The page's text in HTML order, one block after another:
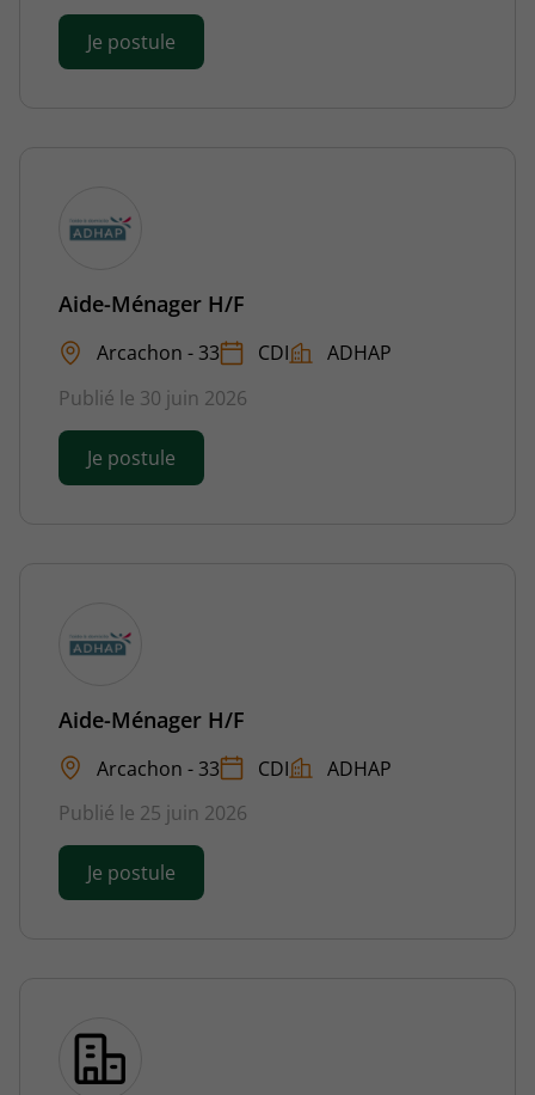
Je postule
Aide-Ménager H/F
Arcachon - 33 CDI
ADHAP
Publié le 30 juin 2026
Je postule
Aide-Ménager H/F
Arcachon - 33 CDI
ADHAP
Publié le 25 juin 2026
Je postule